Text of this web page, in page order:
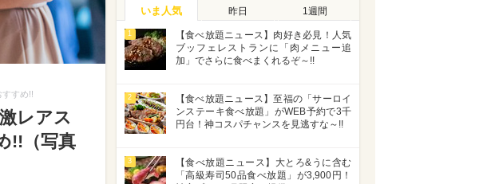
すすめ!!
レアス
!!（写真
いま人気 昨日 1週間
1
【食べ放題ニュース】肉好き必見！人気
ブッフェレストランに「肉メニュー追
加」でさらに食べまくれるぞ～!!
2
【食べ放題ニュース】至福の「サーロイ
ンステーキ食べ放題」がWEB予約で3千
円台！神コスパチャンスを見逃すな～!!
3
【食べ放題ニュース】大とろ&うに含む
「高級寿司50品食べ放題」が3,900円！